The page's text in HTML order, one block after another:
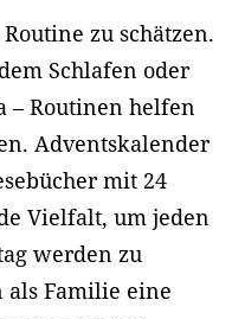
zu schätzen.
Schlafen oder
– Routinen helfen
Adventskalender
mit 24
Vielfalt, um jeden
werden zu
als Familie eine